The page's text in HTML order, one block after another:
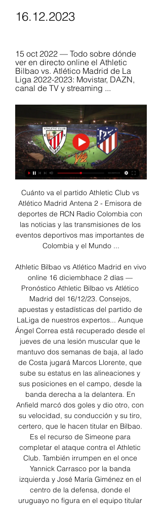
16.12.2023
15 oct 2022 — Todo sobre dónde
ver en directo online el Athletic
Bilbao vs. Atlético Madrid de La
Liga 2022-2023: Movistar, DAZN,
canal de TV y streaming ...
Cuánto va el partido Athletic Club vs
Atlético Madrid Antena 2 - Emisora de
deportes de RCN Radio Colombia con
las noticias y las transmisiones de los
eventos deportivos mas importantes de
Colombia y el Mundo ...
Athletic Bilbao vs Atlético Madrid en vivo
online 16 diciembhace 2 días —
Pronóstico Athletic Bilbao vs Atlético
Madrid del 16/12/23. Consejos,
apuestas y estadísticas del partido de
LaLiga de nuestros expertos... Aunque
Ángel Correa está recuperado desde el
jueves de una lesión muscular que le
mantuvo dos semanas de baja, al lado
de Costa jugará Marcos Llorente, que
sube su estatus en las alineaciones y
sus posiciones en el campo, desde la
banda derecha a la delantera. En
Anfield marcó dos goles y dio otro, con
su velocidad, su conducción y su tiro,
certero, que le hacen titular en Bilbao.
Es el recurso de Simeone para
completar el ataque contra el Athletic
Club. También irrumpen en el once
Yannick Carrasco por la banda
izquierda y José María Giménez en el
centro de la defensa, donde el
uruguayo no figura en el equipo titular